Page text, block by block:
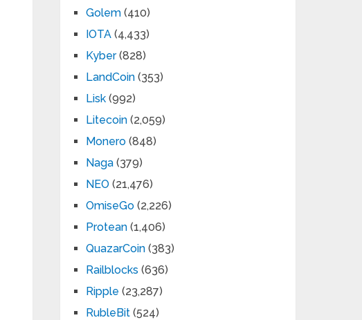
Golem (410)
IOTA (4,433)
Kyber(828)
LandCoin (353)
Lisk (992)
Litecoin (2,059)
Monero (848)
Naga (379)
NEO (21,476)
OmiseGo (2,226)
Protean (1,406)
QuazarCoin (383)
Railblocks (636)
Ripple (23,287)
RubleBit (524)